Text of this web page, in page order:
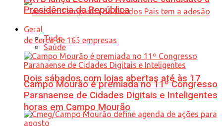
Dois sábados com lojas abertas até às 17
horas em Campo Mourão
Presidência da República
Geral
Tudo
Saúde
Campo Mourão é premiada no 11º Congresso
Paranaense de Cidades Digitais e Inteligentes